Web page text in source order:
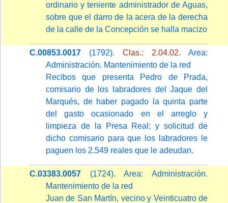
ordinario y teniente administrador de Aguas,
sobre que el darro de la acera de la derecha
de la calle de la Concepción se halla macizo
C.00853.0017 (1792). Clas.: 2.04.02. Area:
Administración. Mantenimiento de la red
Recibos que presenta Pedro de Prada,
comisario de los labradores del Jaque del
Marqués, de haber pagado la quinta parte
del gasto ocasionado en el arreglo y
limpieza de la Presa Real; y solicitud de
dicho comisario para que los labradores le
paguen los 2.549 reales que le adeudan.
C.03383.0057 (1724). Area: Administración.
Mantenimiento de la red
Juan de San Martín, vecino y Veinticuatro de